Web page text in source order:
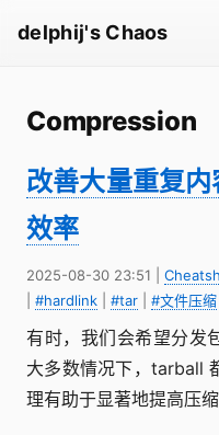
delphij's Chaos
Compression
改善大量重复
效率
2025-08-30 23:51
#hardlink #tar #文件压缩
有时，我们会希望分发
大多数情况下，tarball
理有助于显著地提高压缩